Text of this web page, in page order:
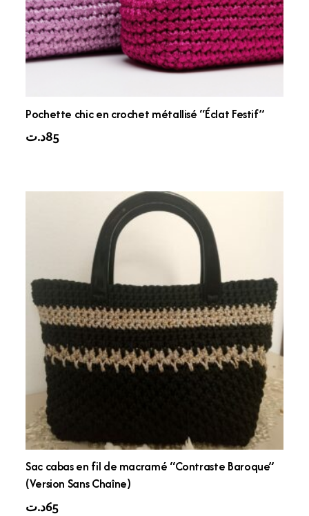
Pochette chic en crochet métallisé “Éclat Festif”
85د.ت
Sac cabas en fil de macramé “Contraste Baroque”
(Version Sans Chaîne)
65د.ت